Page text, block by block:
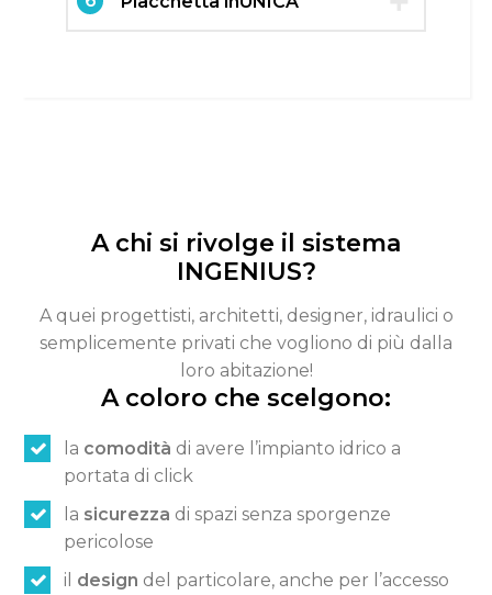
A chi si rivolge il sistema
INGENIUS?
A quei progettisti, architetti, designer, idraulici o
semplicemente privati che vogliono di più dalla
loro abitazione!
A coloro che scelgono:
la comodità di avere l’impianto idrico a
portata di click
la sicurezza di spazi senza sporgenze
pericolose
il design del particolare, anche per l’accesso
Switch The Language